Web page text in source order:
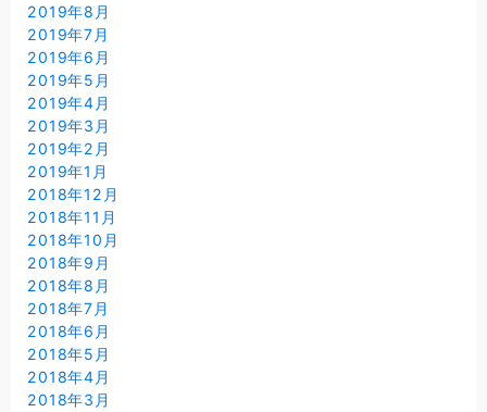
2019年8月
2019年7月
2019年6月
2019年5月
2019年4月
2019年3月
2019年2月
2019年1月
2018年12月
2018年11月
2018年10月
2018年9月
2018年8月
2018年7月
2018年6月
2018年5月
2018年4月
2018年3月